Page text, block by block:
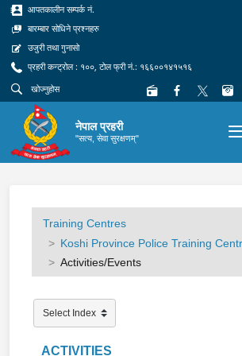
आपतकालीन सम्पर्क नं.
बारम्बार सोधिने प्रश्नहरु
उजुरी तथा गुनासो
प्रहरी कन्ट्रोल : १००, टोल फ्री नं.: १६६००१४१५१६
नेपाल प्रहरी
"सत्य, सेवा सुरक्षणम्"
Training Centres
Koshi Province Police Training
Activities/Events
ACTIVITIES